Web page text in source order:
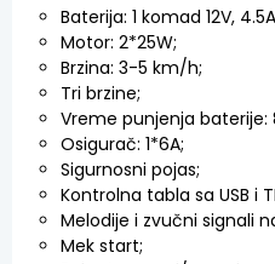
Baterija: 1 komad 12V,
Motor: 2*25W;
Brzina: 3-5 km/h;
Tri brzine;
Vreme punjenja baterije:
Osigurač: 1*6A;
Sigurnosni pojas;
Kontrolna tabla sa USB i
Melodije i zvučni signali
Mek start;